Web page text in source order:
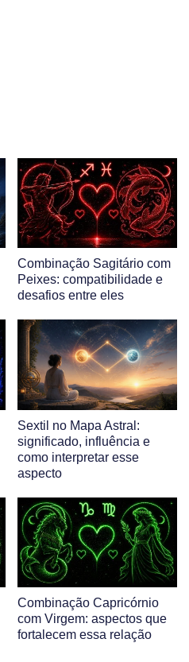
Combinação Sagitário com
Peixes: compatibilidade e
desafios entre eles
Sextil no Mapa Astral:
significado, influência e
como interpretar esse
aspecto
Combinação Capricórnio
com Virgem: aspectos que
fortalecem essa relação